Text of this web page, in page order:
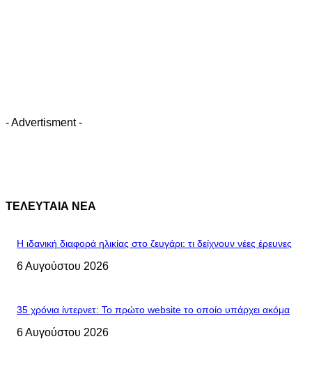
- Advertisment -
ΤΕΛΕΥΤΑΙΑ ΝΕΑ
Η ιδανική διαφορά ηλικίας στο ζευγάρι: τι δείχνουν νέες έρευνες
6 Αυγούστου 2026
35 χρόνια ίντερνετ: Το πρώτο website το οποίο υπάρχει ακόμα
6 Αυγούστου 2026